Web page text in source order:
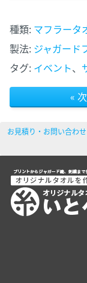
種類: マフラータ
製法: ジャガード
タグ: イベント、
«
お見積り・お問い合わ